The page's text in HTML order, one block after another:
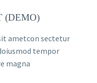
(DEMO)
ametcon sectetur
tempor
magna